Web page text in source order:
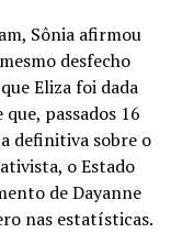
Sônia afirmou
desfecho
Eliza foi dada
passados 16
definitiva sobre o
o Estado
de Dayanne
nas estatísticas.